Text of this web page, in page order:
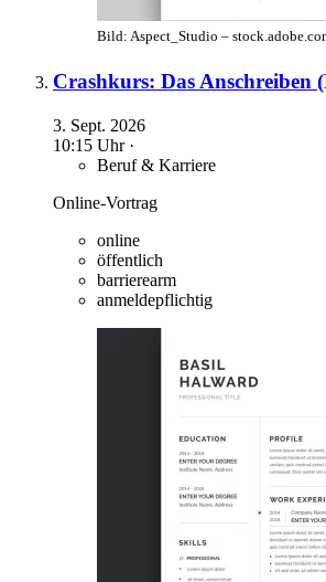
Bild: Aspect_Studio –
Crashkurs: Das Anschreiben
3. Sept. 2026
10:15 Uhr ·
Beruf & Karriere
Online-Vortrag
online
öffentlich
barrierearm
anmeldepflichtig